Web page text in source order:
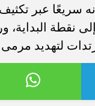
سريعًا عبر
نقطة البداية،
لتهديد مرمى